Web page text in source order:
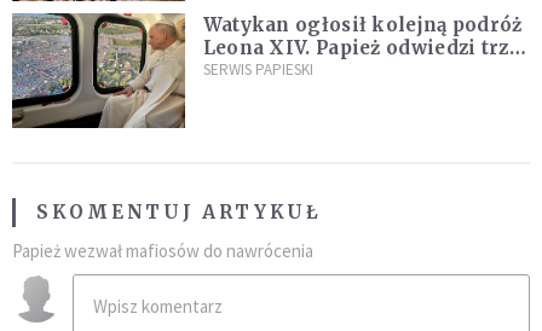
Watykan ogłosił kolejną podróż
Leona XIV. Papież odwiedzi trzy
kraje Ameryki Południowej
SERWIS PAPIESKI
SKOMENTUJ ARTYKUŁ
Papież wezwał mafiosów do nawrócenia